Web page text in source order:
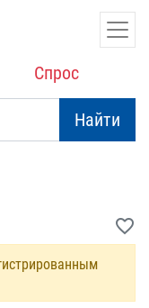
Спрос
Найти
favorite_border